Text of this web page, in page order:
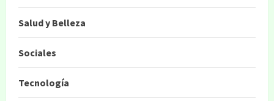
Salud y Belleza
Sociales
Tecnología